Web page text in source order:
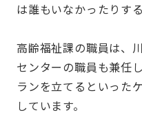
は誰もいなかったりす
高齢福祉課の職員は、
センターの職員も兼任
ランを立てるといった
しています。